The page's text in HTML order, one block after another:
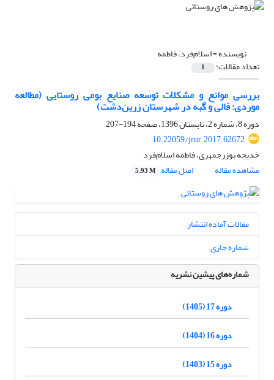
نویسنده =اسلام‌فرد، فاطمه
تعداد مقالات: 1
بررسی موانع و مشکلات توسعه صنایع بومی روستایی (مطالعه
موردی: قالی و گبه در شهرستان زرین‌دشت)
دوره 8، شماره 2، تابستان 1396، صفحه
194-207
10.22059/jrur.2017.62672
خدیجه بوزرجمهری، فاطمه اسلام‌فرد
مشاهده مقاله
اصل مقاله 5.93 M
مقالات آماده انتشار
شماره جاری
شماره‌های پیشین نشریه
دوره 17 (1405)
دوره 16 (1404)
دوره 15 (1403)